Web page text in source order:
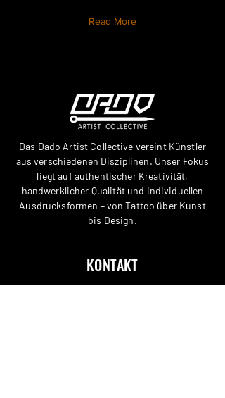
Read More
Das Dado Artist Collective vereint Künstler
aus verschiedenen Disziplinen. Unser Fokus
liegt auf authentischer Kreativität,
handwerklicher Qualität und individuellen
Ausdrucksformen – von Tattoo über Kunst
bis Design.
KONTAKT